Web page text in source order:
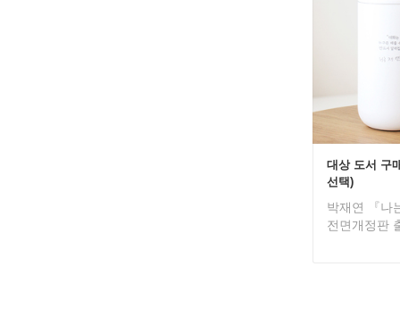
대상 도서 구
선택)
박재연 『나
전면개정판